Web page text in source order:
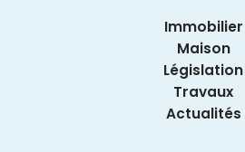
Immobilier
Maison
Législation
Travaux
Actualités